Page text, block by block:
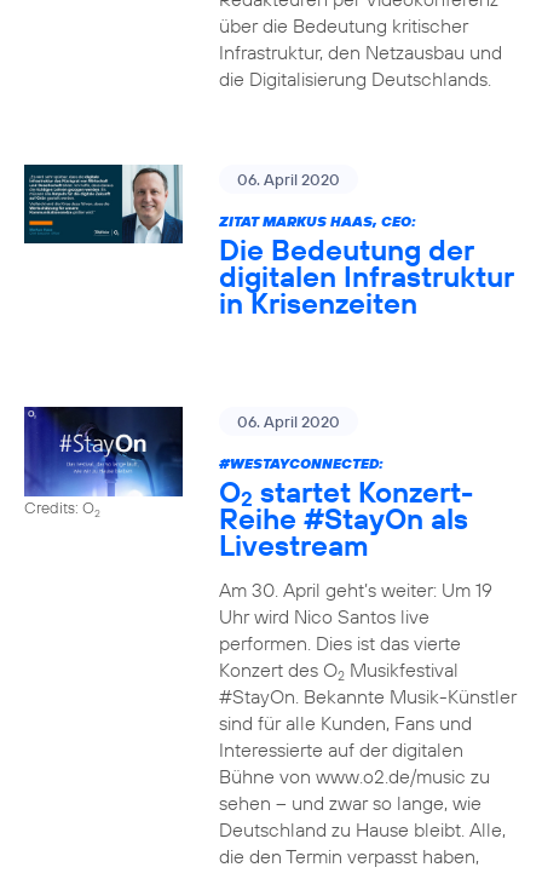
über die Bedeutung kritischer
Infrastruktur, den Netzausbau und
die Digitalisierung Deutschlands.
06. April 2020
ZITAT MARKUS HAAS, CEO:
Die Bedeutung der
digitalen Infrastruktur
in Krisenzeiten
Credits: O2
06. April 2020
#WESTAYCONNECTED:
O2 startet Konzert-
Reihe #StayOn als
Livestream
Am 30. April geht’s weiter: Um 19
Uhr wird Nico Santos live
performen. Dies ist das vierte
Konzert des O2Musikfestival
#StayOn. Bekannte Musik-Künstler
sind für alle Kunden, Fans und
Interessierte auf der digitalen
Bühne von www.o2.de/music zu
sehen – und zwar so lange, wie
Deutschland zu Hause bleibt. Alle,
die den Termin verpasst haben,